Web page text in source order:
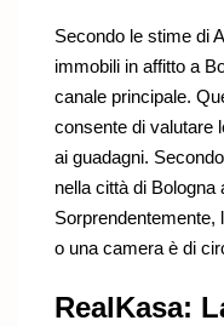
Secondo le stime di
immobili in affitto a
canale principale.
consente di valutare
ai guadagni.
nella città di
Sorprendentemente,
o una camera è di
RealKasa: